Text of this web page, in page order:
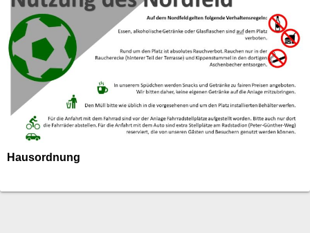
Hausordnung